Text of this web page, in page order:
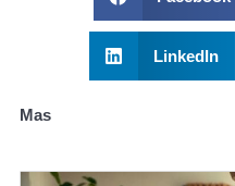
LinkedIn
Mas